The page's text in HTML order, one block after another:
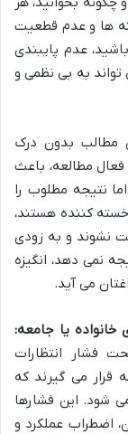
ها و عدم قطعیت
عدم پایبندی
به بی نظمی و
مطالب بدون درک
مطالعه، باعث
نتیجه مطلوب را
خسته کننده هستند،
نشوند و به زودی
نمی دهد، انگیزه
می آید.
یا جامعه:
فشار انتظارات
قرار می گیرند که
شود. این فشارها
اضطراب عملکرد و